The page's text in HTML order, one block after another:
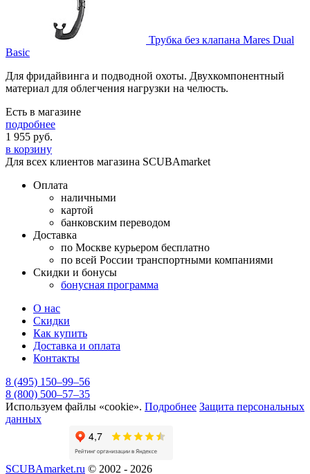
Трубка без клапана Mares Dual
Basic
Для фридайвинга и подводной охоты. Двухкомпонентный
материал для облегчения нагрузки на челюсть.
Есть в магазине
подробнее
1 955 руб.
в корзину
Для всех клиентов магазина SCUBAmarket
Оплата
наличными
картой
банковским переводом
Доставка
по Москве курьером бесплатно
по всей России транспортными компаниями
Скидки и бонусы
бонусная программа
О нас
Скидки
Как купить
Доставка и оплата
Контакты
8 (495) 150–99–56
8 (800) 500–57–35
Используем файлы «cookie». Подробнее Защита персональных
данных
SCUBAmarket.ru © 2002 - 2026